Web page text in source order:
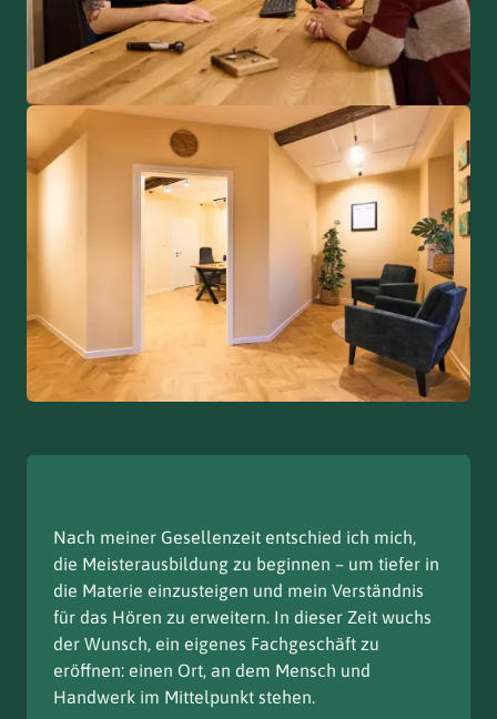
Nach meiner Gesellenzeit entschied ich mich,
die Meisterausbildung zu beginnen – um tiefer in
die Materie einzusteigen und mein Verständnis
für das Hören zu erweitern. In dieser Zeit wuchs
der Wunsch, ein eigenes Fachgeschäft zu
eröffnen: einen Ort, an dem Mensch und
Handwerk im Mittelpunkt stehen.